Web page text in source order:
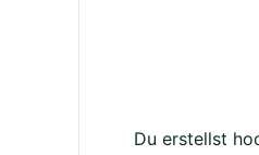
Du erstellst